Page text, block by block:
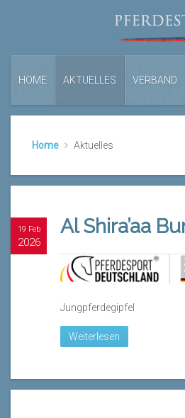
HOME AKTUELLES VERBAND
Home Aktuelles
19 Feb
2026
Al Shira’aa
Jungpferdegipfel
Weiterlesen